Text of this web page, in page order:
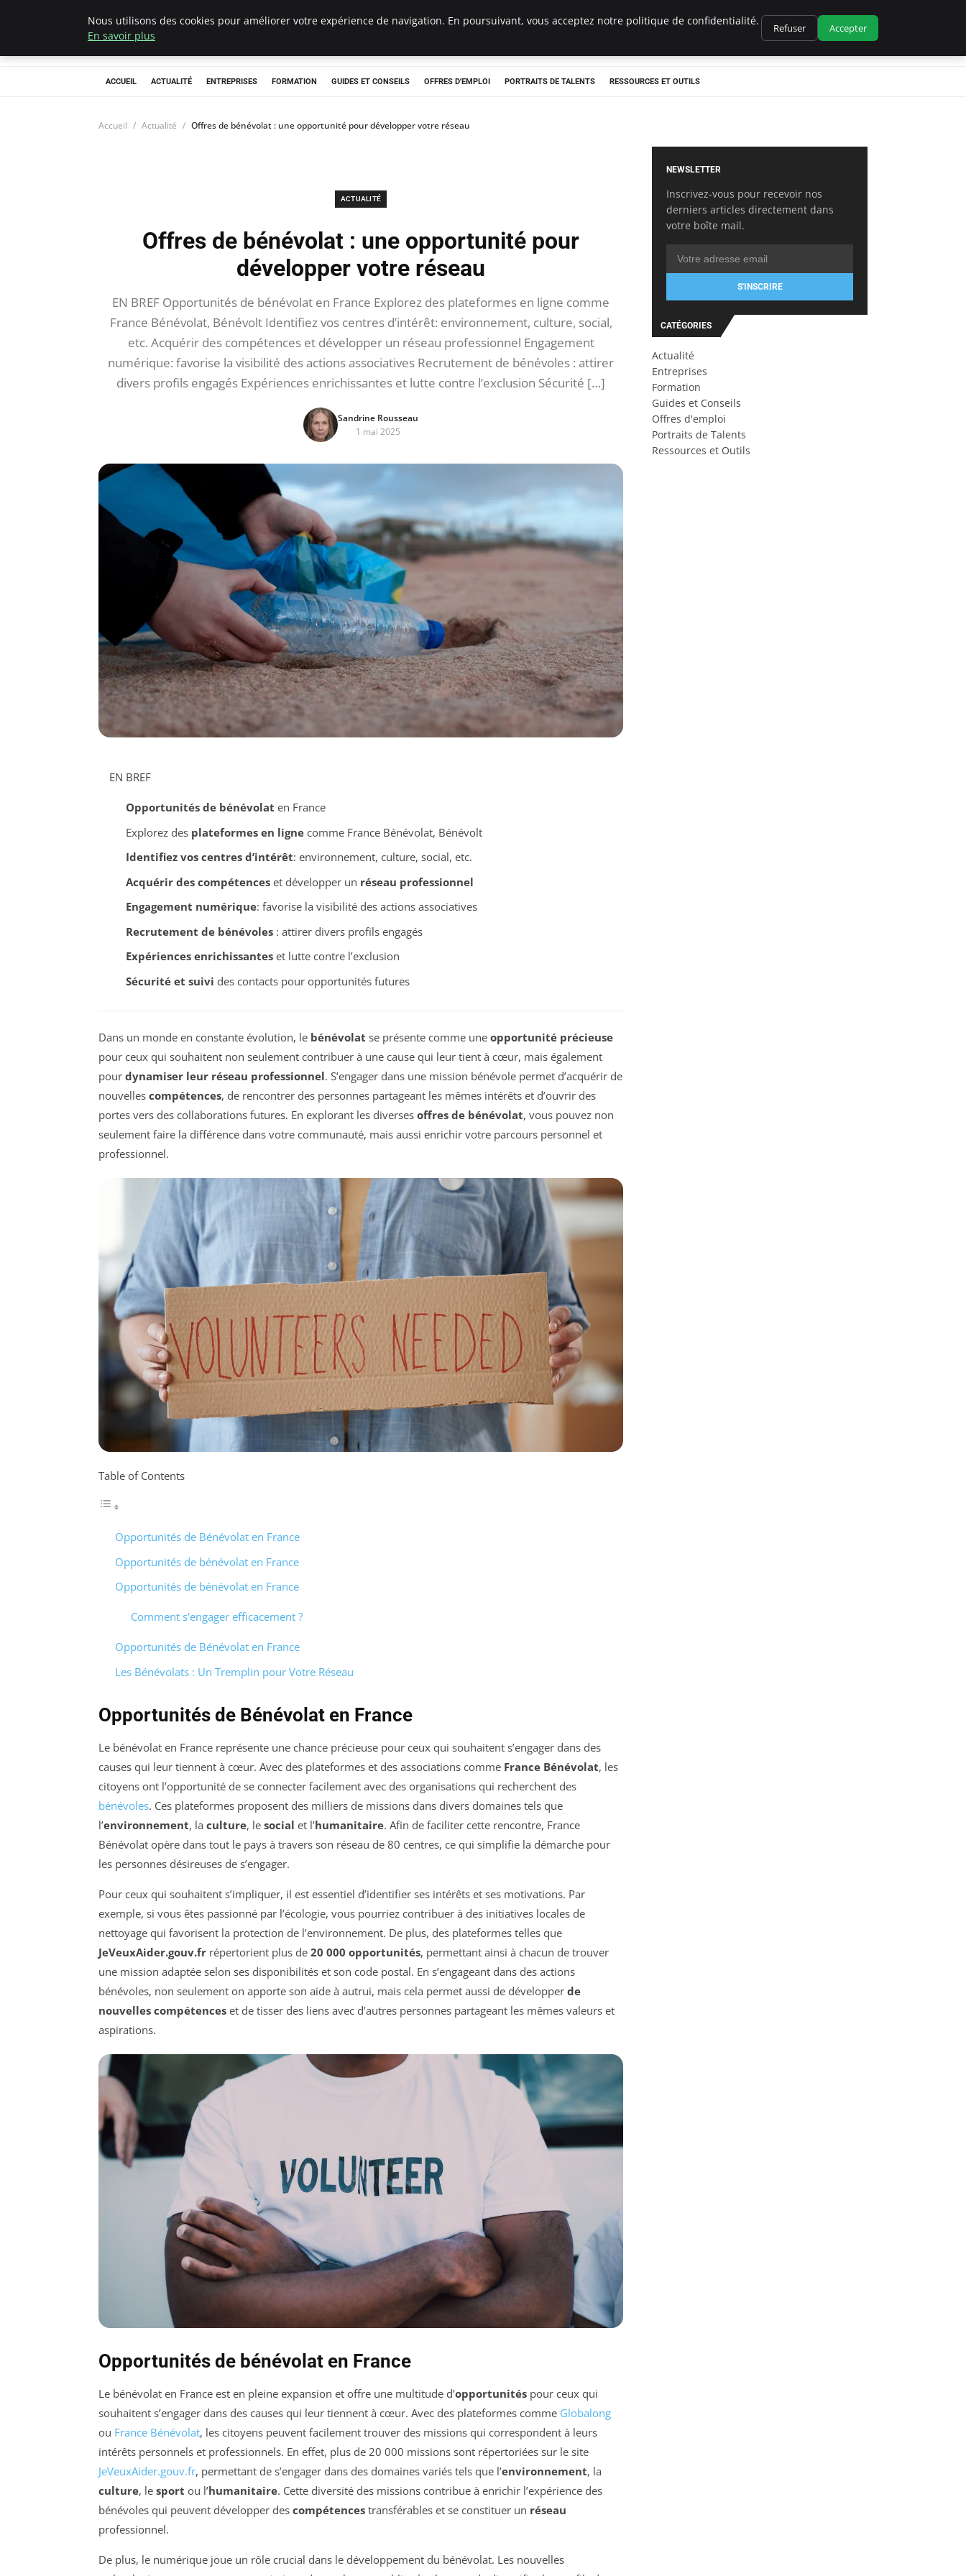
Chasseur De Tête
ACCUEIL ACTUALITÉ ENTREPRISES FORMATION GUIDES ET CONSEILS OFFRES D'EMPLOI PORTRAITS DE TALENTS RESSOURCES ET OUTILS
Accueil Actualité Offres de bénévolat : une opportunité pour développer votre réseau
ACTUALITÉ
Offres de bénévolat : une opportunité pour
développer votre réseau
EN BREF Opportunités de bénévolat en France Explorez des plateformes en ligne comme
France Bénévolat, Bénévolt Identifiez vos centres d’intérêt: environnement, culture, social,
etc. Acquérir des compétences et développer un réseau professionnel Engagement
numérique: favorise la visibilité des actions associatives Recrutement de bénévoles : attirer
divers profils engagés Expériences enrichissantes et lutte contre l’exclusion Sécurité […]
Sandrine Rousseau
1 mai 2025
EN BREF
Opportunités de bénévolat en France
Explorez des plateformes en lignecomme France Bénévolat, Bénévolt
Identifiez vos centres d’intérêt: environnement, culture, social, etc.
Acquérir des compétenceset développer un réseau professionnel
Engagement numérique: favorise la visibilité des actions associatives
Recrutement de bénévoles: attirer divers profils engagés
Expériences enrichissanteset lutte contre l’exclusion
Sécurité et suivi des contacts pour opportunités futures
Dans un monde en constante évolution, le bénévolat se présente comme une opportunité précieuse
pour ceux qui souhaitent non seulement contribuer à une cause qui leur tient à cœur, mais également
pour dynamiser leur réseau professionnel. S’engager dans une mission bénévole permet d’acquérir de
nouvelles compétences, de rencontrer des personnes partageant les mêmes intérêts et d’ouvrir des
portes vers des collaborations futures. En explorant les diverses offres de bénévolat, vous pouvez non
seulement faire la différence dans votre communauté, mais aussi enrichir votre parcours personnel et
professionnel.
Table of Contents
Opportunités de Bénévolat en France
Opportunités de bénévolat en France
Opportunités de bénévolat en France
Comment s’engager efficacement ?
Opportunités de Bénévolat en France
Les Bénévolats : Un Tremplin pour Votre Réseau
Opportunités de Bénévolat en France
Le bénévolat en France représente une chance précieuse pour ceux qui souhaitent s’engager dans des
causes qui leur tiennent à cœur. Avec des plateformes et des associations comme France Bénévolat, les
citoyens ont l’opportunité de se connecter facilement avec des organisations qui recherchent des
bénévoles. Ces plateformes proposent des milliers de missions dans divers domaines tels que
l’environnement, la culture, le social et l’humanitaire. Afin de faciliter cette rencontre, France
Bénévolat opère dans tout le pays à travers son réseau de 80 centres, ce qui simplifie la démarche pour
les personnes désireuses de s’engager.
Pour ceux qui souhaitent s’impliquer, il est essentiel d’identifier ses intérêts et ses motivations. Par
exemple, si vous êtes passionné par l’écologie, vous pourriez contribuer à des initiatives locales de
nettoyage qui favorisent la protection de l’environnement. De plus, des plateformes telles que
JeVeuxAider.gouv.fr répertorient plus de 20 000 opportunités, permettant ainsi à chacun de trouver
une mission adaptée selon ses disponibilités et son code postal. En s’engageant dans des actions
bénévoles, non seulement on apporte son aide à autrui, mais cela permet aussi de développer de
nouvelles compétences et de tisser des liens avec d’autres personnes partageant les mêmes valeurs et
aspirations.
Opportunités de bénévolat en France
Le bénévolat en France est en pleine expansion et offre une multitude d’opportunités pour ceux qui
souhaitent s’engager dans des causes qui leur tiennent à cœur. Avec des plateformes comme Globalong
ou France Bénévolat, les citoyens peuvent facilement trouver des missions qui correspondent à leurs
intérêts personnels et professionnels. En effet, plus de 20 000 missions sont répertoriées sur le site
JeVeuxAider.gouv.fr, permettant de s’engager dans des domaines variés tels que l’environnement, la
culture, le sport ou l’humanitaire. Cette diversité des missions contribue à enrichir l’expérience des
bénévoles qui peuvent développer des compétences transférables et se constituer un réseau
professionnel.
De plus, le numérique joue un rôle crucial dans le développement du bénévolat. Les nouvelles
NEWSLETTER
Inscrivez-vous pour recevoir nos
derniers articles directement dans
votre boîte mail.
S'INSCRIRE
CATÉGORIES
Actualité
Entreprises
Formation
Guides et Conseils
Offres d'emploi
Portraits de Talents
Ressources et Outils
Nous utilisons des cookies pour améliorer votre expérience de navigation. En poursuivant, vous acceptez notre politique de confidentialité.
En savoir plus
Refuser Accepter